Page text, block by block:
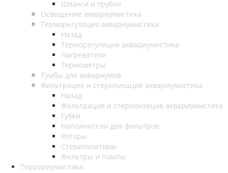
Шланги и трубки
Освещение аквариумистика
Терморегуляция аквариумистика
Назад
Терморегуляция аквариумистика
Нагреватели
Термометры
Тумбы для аквариумов
Фильтрация и стерилизация аквариумистика
Назад
Фильтрация и стерилизация аквариумистика
Губки
Наполнители для фильтров
Роторы
Стерилизаторы
Фильтры и помпы
Террариумистика